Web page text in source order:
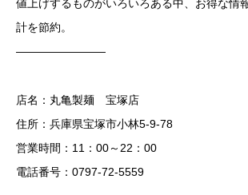
値上げするものがいろいろある中、お得な情
計を節約。
————————
店名：丸亀製麺 宝塚店
住所：兵庫県宝塚市小林5-9-78
営業時間：11：00～22：00
電話番号：0797-72-5559